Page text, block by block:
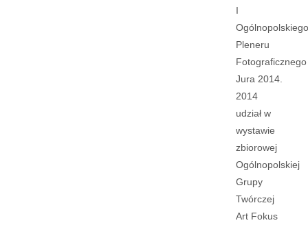
I
Ogólnopolskiego
Pleneru
Fotograficznego
Jura 2014.
2014
udział w
wystawie
zbiorowej
Ogólnopolskiej
Grupy
Twórczej
Art Fokus